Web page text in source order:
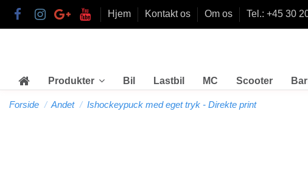
Hjem Kontakt os Om os Tel.: +45 30
Produkter Bil Lastbil MC Scooter
Forside Andet Ishockeypuck med eget tryk - Direkte print